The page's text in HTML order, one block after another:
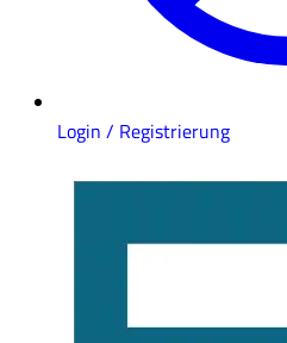
Login / Registrierung